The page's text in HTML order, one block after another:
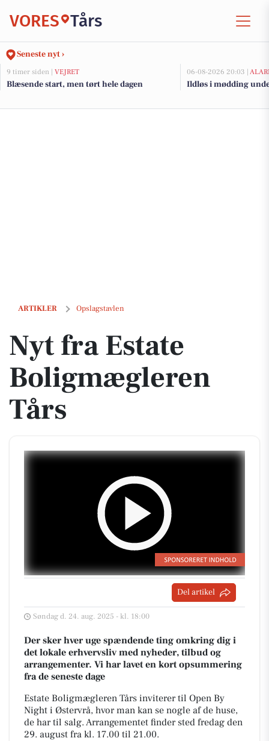
VORES Tårs
Seneste nyt ›
9 timer siden | VEJRET
Blæsende start, men tørt hele dagen
06-08-2026 20:03 |
Ildløs i mødding
ARTIKLER Opslagstavlen
Nyt fra Estate Boligmægleren Tårs
Nyt fra Estate
Boligmægleren
Tårs
Del artikel
Søndag d. 24. aug. 2025 - kl. 18:00
Der sker hver uge spændende ting omkring dig i
det lokale erhvervsliv med nyheder, tilbud og
arrangementer. Vi har lavet en kort opsummering
fra de seneste dage
Estate Boligmægleren Tårs inviterer til Open By
Night i Østervrå, hvor man kan se nogle af de huse,
de har til salg. Arrangementet finder sted fredag den
29. august fra kl. 17.00 til 21.00.